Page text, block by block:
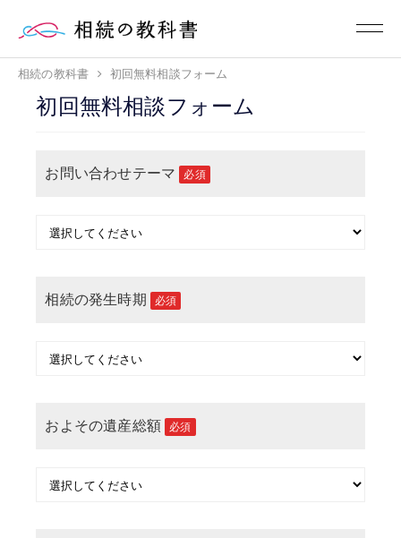
相続の教科書 初回無料相談フォーム
初回無料相談フォーム
お問い合わせテーマ 必須
相続の発生時期 必須
およその遺産総額 必須